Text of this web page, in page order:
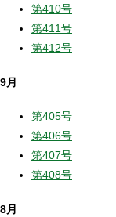
第410号
第411号
第412号
9月
第405号
第406号
第407号
第408号
8月